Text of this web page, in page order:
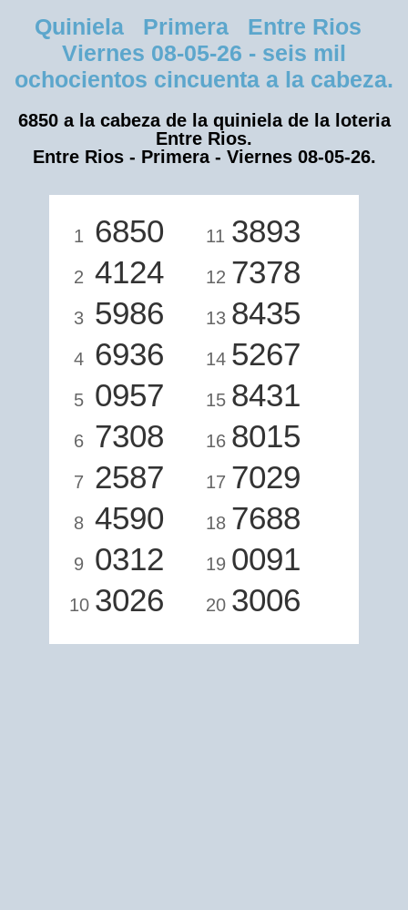
Quiniela Primera Entre Rios
Viernes 08-05-26 - seis mil
ochocientos cincuenta a la cabeza.
6850 a la cabeza de la quiniela de la loteria
Entre Rios.
Entre Rios - Primera - Viernes 08-05-26.
1 6850
2 4124
3 5986
4 6936
5 0957
6 7308
7 2587
8 4590
9 0312
10 3026
11 3893
12 7378
13 8435
14 5267
15 8431
16 8015
17 7029
18 7688
19 0091
20 3006